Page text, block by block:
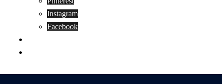
Instagram
Facebook